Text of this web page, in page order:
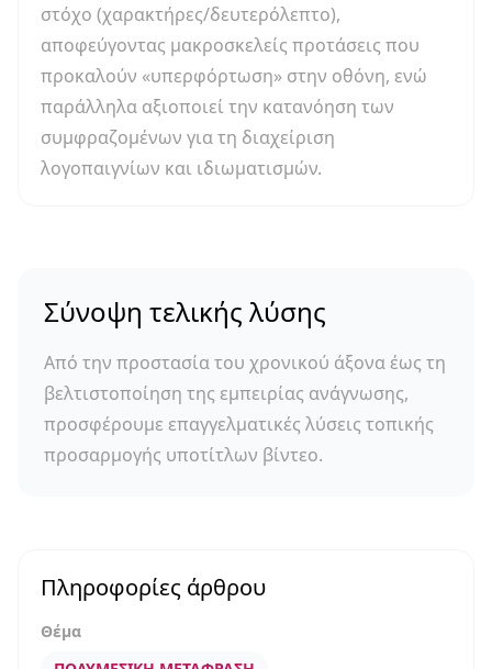
στόχο (χαρακτήρες/δευτερόλεπτο),
αποφεύγοντας μακροσκελείς προτάσεις που
προκαλούν «υπερφόρτωση» στην οθόνη, ενώ
παράλληλα αξιοποιεί την κατανόηση των
συμφραζομένων για τη διαχείριση
λογοπαιγνίων και ιδιωματισμών.
Σύνοψη τελικής λύσης
Από την προστασία του χρονικού άξονα έως τη
βελτιστοποίηση της εμπειρίας ανάγνωσης,
προσφέρουμε επαγγελματικές λύσεις τοπικής
προσαρμογής υποτίτλων βίντεο.
Πληροφορίες άρθρου
Θέμα